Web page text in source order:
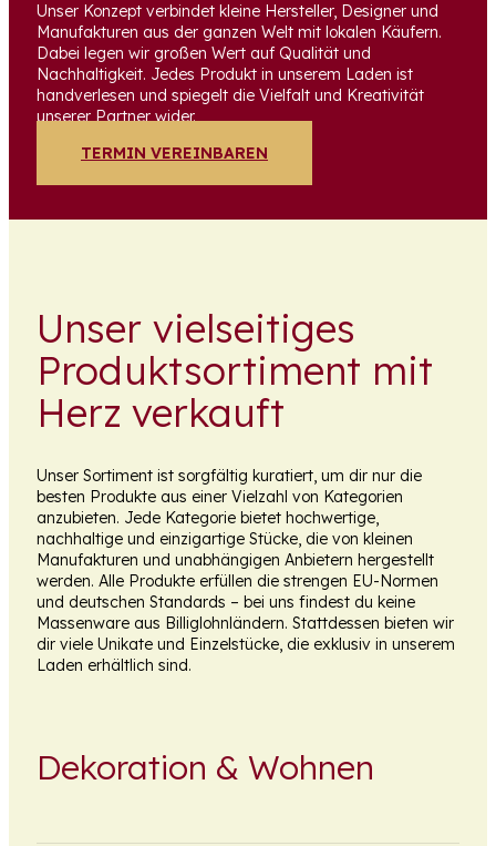
Unser Konzept verbindet kleine Hersteller, Designer und
Manufakturen aus der ganzen Welt mit lokalen Käufern.
Dabei legen wir großen Wert auf Qualität und
Nachhaltigkeit. Jedes Produkt in unserem Laden ist
handverlesen und spiegelt die Vielfalt und Kreativität
unserer Partner wider.
TERMIN VEREINBAREN
Unser vielseitiges
Produktsortiment mit
Herz verkauft
Unser Sortiment ist sorgfältig kuratiert, um dir nur die
besten Produkte aus einer Vielzahl von Kategorien
anzubieten. Jede Kategorie bietet hochwertige,
nachhaltige und einzigartige Stücke, die von kleinen
Manufakturen und unabhängigen Anbietern hergestellt
werden. Alle Produkte erfüllen die strengen EU-Normen
und deutschen Standards – bei uns findest du keine
Massenware aus Billiglohnländern. Stattdessen bieten wir
dir viele Unikate und Einzelstücke, die exklusiv in unserem
Laden erhältlich sind.
Dekoration & Wohnen